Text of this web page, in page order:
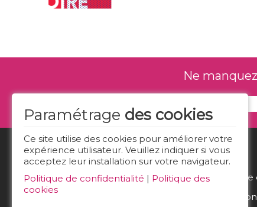
Paramétrage des cookies
Ce site utilise des cookies pour améliorer votre
expérience utilisateur. Veuillez indiquer si vous
acceptez leur installation sur votre navigateur.
Politique de confidentialité | Politique des
cookies
Ne
Nous